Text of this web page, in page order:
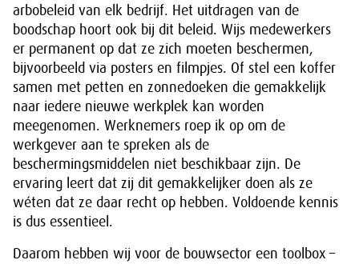
arbobeleid van elk bedrijf. Het uitdragen van de
boodschap hoort ook bij dit beleid. Wijs medewerkers
er permanent op dat ze zich moeten beschermen,
bijvoorbeeld via posters en filmpjes. Of stel een koffer
samen met petten en zonnedoeken die gemakkelijk
naar iedere nieuwe werkplek kan worden
meegenomen. Werknemers roep ik op om de
werkgever aan te spreken als de
beschermingsmiddelen niet beschikbaar zijn. De
ervaring leert dat zij dit gemakkelijker doen als ze
wéten dat ze daar recht op hebben. Voldoende kennis
is dus essentieel.
Daarom hebben wij voor de bouwsector een toolbox –